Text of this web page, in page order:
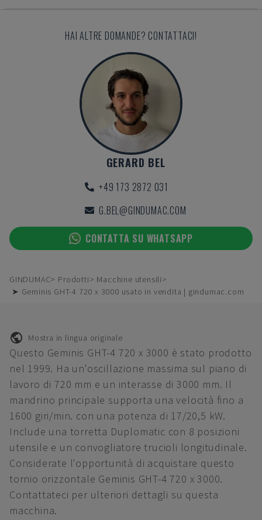
HAI ALTRE DOMANDE? CONTATTACI!
GERARD BEL
+49 173 2872 031
G.BEL@GINDUMAC.COM
CONTATTA SU WHATSAPP
GINDUMAC Prodotti
Macchine utensili
➤ Geminis GHT-4 720 x 3000 usato in vendita | gindumac.com
Mostra in lingua originale
Questo Geminis GHT-4 720 x 3000 è stato prodotto
nel 1999. Ha un'oscillazione massima sul piano di
lavoro di 720 mm e un interasse di 3000 mm. Il
mandrino principale supporta una velocità fino a
1600 giri/min. con una potenza di 17/20,5 kW.
Include una torretta Duplomatic con 8 posizioni
utensile e un convogliatore trucioli longitudinale.
Considerate l'opportunità di acquistare questo
tornio orizzontale Geminis GHT-4 720 x 3000.
Contattateci per ulteriori dettagli su questa
macchina.